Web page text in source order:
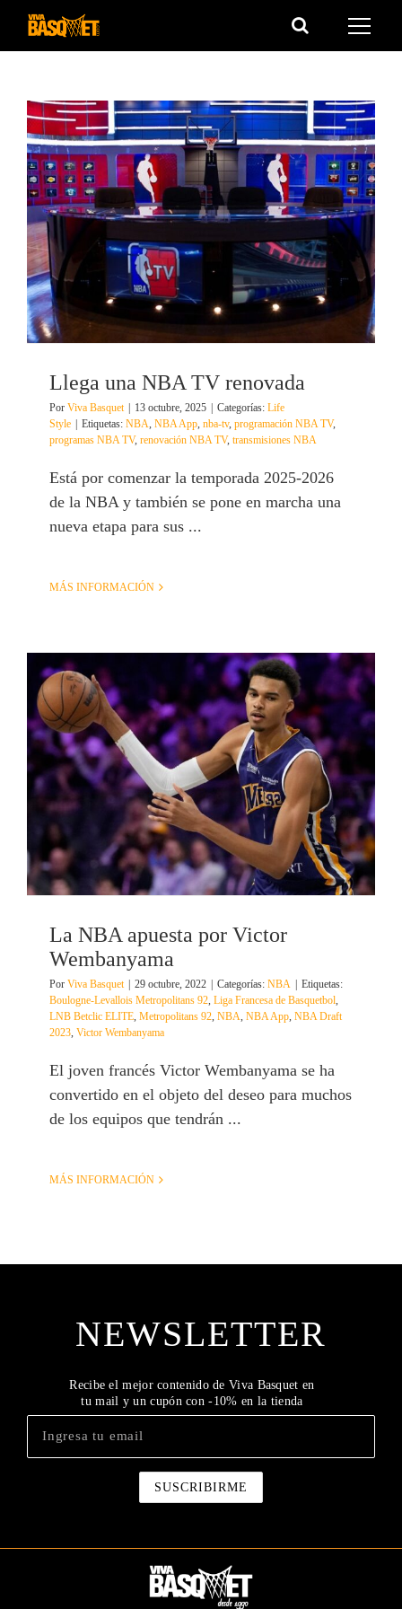
Saltar
Llega una NBA TV renovada
Por Viva Basquet | 13 octubre, 2025 | Categorías: Life
Style | Etiquetas: NBA NBA App nba-tv, programación NBA TV,
programas NBA TV, renovación NBA TV, transmisiones NBA
Está por comenzar la temporada 2025-2026
de la NBA y también se pone en marcha una
nueva etapa para sus ...
MÁS INFORMACIÓN
La NBA apuesta por Victor
Wembanyama
Por Viva Basquet | 29 octubre, 2022 | Categorías: NBA | Etiquetas:
Boulogne-Levallois Metropolitans 92 Liga Francesa de Basquetbol
LNB Betclic ELITE Metropolitans 92 NBA NBA App NBA Draft
2023 Victor Wembanyama
El joven francés Victor Wembanyama se ha
convertido en el objeto del deseo para muchos
de los equipos que tendrán ...
MÁS INFORMACIÓN
NEWSLETTER
Recibe el mejor contenido de Viva Basquet en
tu mail y un cupón con -10% en la tienda